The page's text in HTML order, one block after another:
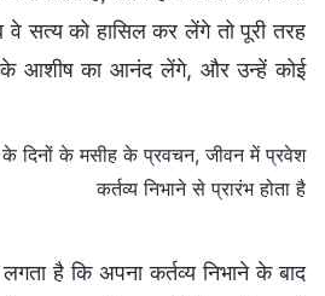
को हासिल कर लेंगे तो पूरी तरह
के आशीष का आनंद लेंगे, और उन्हें कोई
के मसीह के प्रवचन, जीवन में प्रवेश
कर्तव्य निभाने से प्रारंभ होता है
है कि अपना कर्तव्य निभाने के बाद